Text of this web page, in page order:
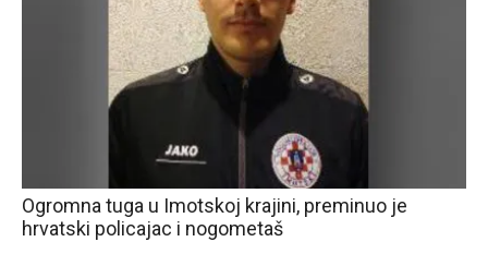
Ogromna tuga u Imotskoj krajini, preminuo je
hrvatski policajac i nogometaš